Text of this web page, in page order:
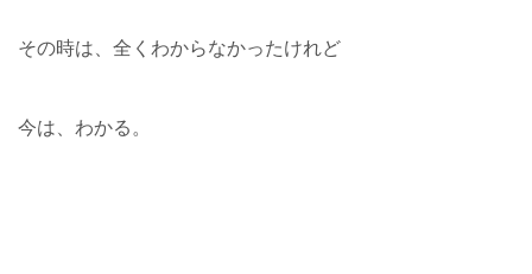
その時は、全くわからなかったけれど
今は、わかる。